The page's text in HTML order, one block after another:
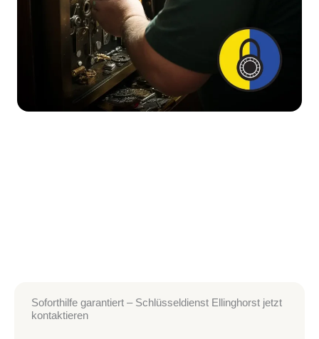
Soforthilfe garantiert – Schlüsseldienst Ellinghorst jetzt
kontaktieren